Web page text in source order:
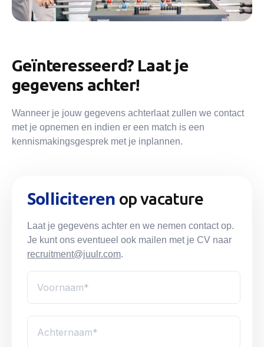
Geïnteresseerd? Laat je
gegevens achter!
Wanneer je jouw gegevens achterlaat zullen we contact
met je opnemen en indien er een match is een
kennismakingsgesprek met je inplannen.
Solliciteren op vacature
Laat je gegevens achter en we nemen contact op.
Je kunt ons eventueel ook mailen met je CV naar
recruitment@juulr.com.